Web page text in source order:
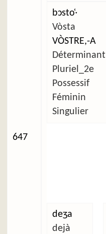
647
bɔsto̜ˑ
Vòsta
VÒSTRE,-A
Déterminant
Pluriel_2e
Possessif
Féminin
Singulier
deʒa
dejà